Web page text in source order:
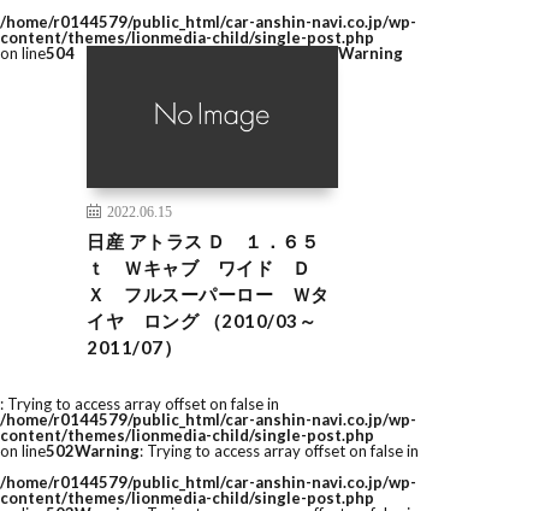
/home/r0144579/public_html/car-anshin-navi.co.jp/wp-
content/themes/lionmedia-child/single-post.php
on line504
2022.06.15
日産 アトラス Ｄ １．６５
ｔ Ｗキャブ ワイド Ｄ
Ｘ フルスーパーロー Ｗタ
イヤ ロング （2010/03～
2011/07）
Warning
: Trying to access array offset on false in
/home/r0144579/public_html/car-anshin-navi.co.jp/wp-
content/themes/lionmedia-child/single-post.php
on line502Warning: Trying to access array offset on false in
/home/r0144579/public_html/car-anshin-navi.co.jp/wp-
content/themes/lionmedia-child/single-post.php